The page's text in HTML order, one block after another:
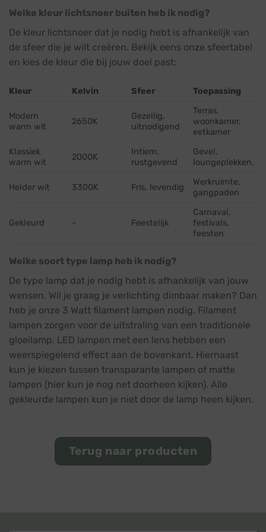
Welke kleur lichtsnoer buiten heb ik nodig?
De kleur lichtsnoer dat je nodig hebt is afhankelijk van
de sfeer die je wilt creëren. Bekijk eens onze sfeertabel
en kies de kleur die bij jouw doel past:
Kleur Kelvin Sfeer Toepassing
Modern
warm wit
2650K
Gezellig,
uitnodigend
Terras,
woonkamer,
eetkamer
Klassiek
warm wit
2000K
Intiem,
rustgevend
Gevel,
loungeplekken,
Helder wit 3300K Fris, levendig
Werkruimte,
gangpaden
Gekleurd - Feestelijk
Carnaval,
festivals,
feesten
Welke soort type lamp heb ik nodig?
De type lamp dat je nodig hebt is afhankelijk van jouw
wensen. Wil je graag je verlichting dimbaar maken? Dan
heb je onze 3 Watt filament lampen nodig. Filament
lampen zorgen voor de uitstraling van een traditionele
gloeilamp. LED lampen met een lens hebben een
weerspiegelend effect aan de bovenkant. Hiernaast
kun je kiezen tussen transparante lampen of matte
lampen (hier kun je nog net doorheen kijken). Alle
gekleurde lampen kun je niet door de lamp heen kijken.
Terug naar producten